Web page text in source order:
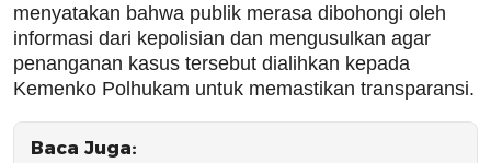
menyatakan bahwa publik merasa dibohongi oleh
informasi dari kepolisian dan mengusulkan agar
penanganan kasus tersebut dialihkan kepada
Kemenko Polhukam untuk memastikan transparansi.
Baca Juga: